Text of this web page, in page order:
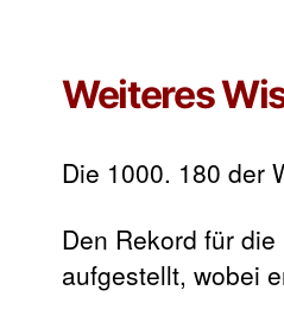
Weiteres
Die 1000. 180 der
Den Rekord für
aufgestellt, wobei